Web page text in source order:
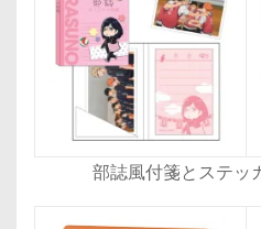
部誌風付箋とステッ